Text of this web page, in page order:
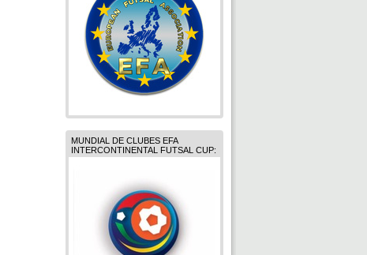
MUNDIAL DE CLUBES EFA
INTERCONTINENTAL FUTSAL CUP: